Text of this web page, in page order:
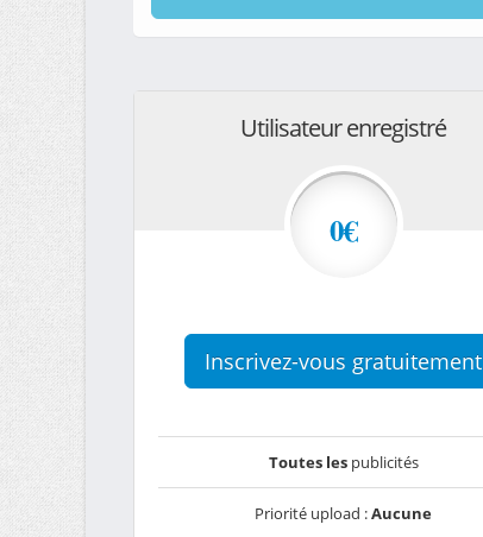
Utilisateur enregistré
0€
Inscrivez-vous gratuitement
Toutes lespublicités
Priorité upload :Aucune